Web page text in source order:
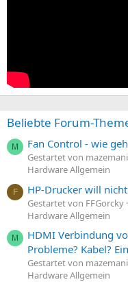
Beliebte Forum-
M Fan Control - wie
Gestartet von
Hardware Allgemein
F HP-Drucker will
Gestartet von FFGorcky
Hardware Allgemein
M
HDMI Verbindung
Probleme? Kabel?
Gestartet von
Hardware Allgemein